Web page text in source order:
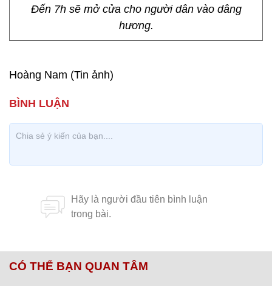
Đến 7h sẽ mở cửa cho người dân vào dâng
hương.
Hoàng Nam (Tin ảnh)
CÓ THỂ BẠN QUAN TÂM